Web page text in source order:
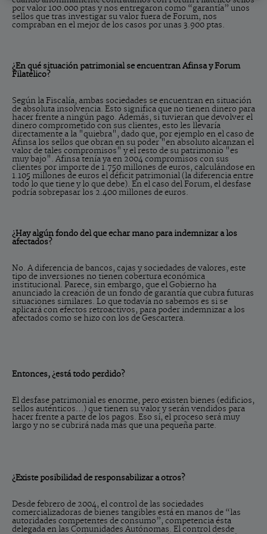
por valor 100.000 ptas y nos entregaron como “garantía” unos
sellos que tras investigar su valor fuera de Forum, nos
compraban en el mejor de los casos por unas 3.900 ptas.
¿En qué situación patrimonial se encuentran Afinsa y Forum
Filatélico?
Según la Fiscalía, ambas sociedades se encuentran en situación
de absoluta insolvencia. Esto significa que no tienen dinero para
hacer frente a ningún pago. Además, si tuvieran que devolver el
dinero comprometido con sus clientes, esto les llevaría
directamente a la "quiebra", dado que, por ejemplo en el caso de
Afinsa los sellos que obran en su poder "en absoluto alcanzan el
valor de tales compromisos" y el resto de su patrimonio "es
muy bajo". Afinsa tenía ya en 2004 compromisos con sus
clientes por importe de 1.750 millones de euros, calculándose en
1.105 millones de euros el déficit patrimonial (la diferencia entre
todo lo que tiene y lo que debe). En el caso del Forum, el desfase
podría sobrepasar los 2.400 millones de euros.
¿Hay algún fondo del que echar mano para indemnizar a los
afectados?
No. A diferencia de bancos, cajas y sociedades de valores, este
tipo de inversiones no tienen cobertura económica
institucional. Parece, sin embargo, que el Gobierno ha
anunciado la creación de un fondo de garantía que cubra futuras
situaciones similares. Lo que todavía no sabemos es si se
aplicará con efectos retroactivos, para poder indemnizar a los
afectados como se hizo con los de Gescartera.
Entonces, ¿está todo perdido?
El desfase patrimonial es enorme, pero existen bienes (edificios,
sellos auténticos…) que tienen su valor y serán vendidos para
hacer frente a parte de los pagos. Eso sí, el proceso será muy
largo y no se cubrirá nada más que una pequeña parte.
¿Existe posibilidad de responsabilizar a otros?
Desde febrero de 2004, el control de las sociedades
comercializadoras de bienes tangibles está en manos de “las
autoridades competentes de consumo”, competencia ésta
delegada en las Comunidades Autónomas. El control desde